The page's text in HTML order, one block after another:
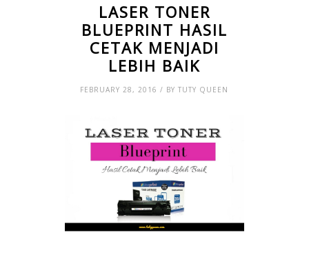
LASER TONER
BLUEPRINT HASIL
CETAK MENJADI
LEBIH BAIK
FEBRUARY 28, 2016 / BY TUTY QUEEN